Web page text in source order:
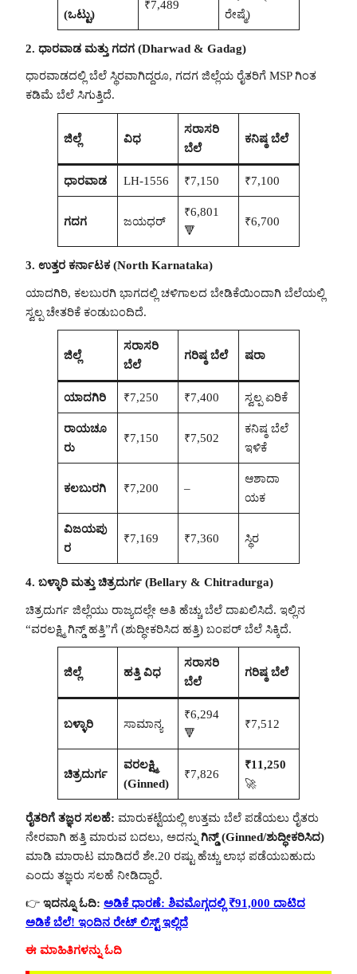
(ಒಟ್ಟು)
₹7,489
ರೇಷ್ಮೆ)
2. ಧಾರವಾಡ ಮತ್ತು ಗದಗ (Dharwad & Gadag)
ಧಾರವಾಡದಲ್ಲಿ ಬೆಲೆ ಸ್ಥಿರವಾಗಿದ್ದರೂ, ಗದಗ ಜಿಲ್ಲೆಯ ರೈತರಿಗೆ MSP ಗಿಂತ
ಕಡಿಮೆ ಬೆಲೆ ಸಿಗುತ್ತಿದೆ.
ಜಿಲ್ಲೆ ವಿಧ
ಸರಾಸರಿ
ಬೆಲೆ
ಕನಿಷ್ಠ ಬೆಲೆ
ಧಾರವಾಡ LH-1556 ₹7,150 ₹7,100
ಗದಗ ಜಯಧರ್
₹6,801
🔻
₹6,700
3. ಉತ್ತರ ಕರ್ನಾಟಕ (North Karnataka)
ಯಾದಗಿರಿ, ಕಲಬುರಗಿ ಭಾಗದಲ್ಲಿ ಚಳಿಗಾಲದ ಬೇಡಿಕೆಯಿಂದಾಗಿ ಬೆಲೆಯಲ್ಲಿ
ಸ್ವಲ್ಪ ಚೇತರಿಕೆ ಕಂಡುಬಂದಿದೆ.
ಜಿಲ್ಲೆ
ಸರಾಸರಿ
ಬೆಲೆ
ಗರಿಷ್ಠ ಬೆಲೆ ಷರಾ
ಯಾದಗಿರಿ ₹7,250 ₹7,400 ಸ್ವಲ್ಪ ಏರಿಕೆ
ರಾಯಚೂ
ರು
₹7,150 ₹7,502
ಕನಿಷ್ಠ ಬೆಲೆ
ಇಳಿಕೆ
ಕಲಬುರಗಿ ₹7,200 –
ಆಶಾದಾ
ಯಕ
ವಿಜಯಪು
ರ
₹7,169 ₹7,360 ಸ್ಥಿರ
4. ಬಳ್ಳಾರಿ ಮತ್ತು ಚಿತ್ರದುರ್ಗ (Bellary & Chitradurga)
ಚಿತ್ರದುರ್ಗ ಜಿಲ್ಲೆಯು ರಾಜ್ಯದಲ್ಲೇ ಅತಿ ಹೆಚ್ಚು ಬೆಲೆ ದಾಖಲಿಸಿದೆ. ಇಲ್ಲಿನ
“ವರಲಕ್ಷ್ಮಿ ಗಿನ್ಡ್ ಹತ್ತಿ”ಗೆ (ಶುದ್ಧೀಕರಿಸಿದ ಹತ್ತಿ) ಬಂಪರ್ ಬೆಲೆ ಸಿಕ್ಕಿದೆ.
ಜಿಲ್ಲೆ ಹತ್ತಿ ವಿಧ
ಸರಾಸರಿ
ಬೆಲೆ
ಗರಿಷ್ಠ ಬೆಲೆ
ಬಳ್ಳಾರಿ ಸಾಮಾನ್ಯ
₹6,294
🔻
₹7,512
ಚಿತ್ರದುರ್ಗ
ವರಲಕ್ಷ್ಮಿ
(Ginned)
₹7,826
₹11,250
🚀
ರೈತರಿಗೆ ತಜ್ಞರ ಸಲಹೆ: ಮಾರುಕಟ್ಟೆಯಲ್ಲಿ ಉತ್ತಮ ಬೆಲೆ ಪಡೆಯಲು ರೈತರು
ನೇರವಾಗಿ ಹತ್ತಿ ಮಾರುವ ಬದಲು, ಅದನ್ನು ಗಿನ್ಡ್ (Ginned/ಶುದ್ಧೀಕರಿಸಿದ)
ಮಾಡಿ ಮಾರಾಟ ಮಾಡಿದರೆ ಶೇ.20 ರಷ್ಟು ಹೆಚ್ಚು ಲಾಭ ಪಡೆಯಬಹುದು
ಎಂದು ತಜ್ಞರು ಸಲಹೆ ನೀಡಿದ್ದಾರೆ.
👉 ಇದನ್ನೂ ಓದಿ: ಅಡಿಕೆ ಧಾರಣೆ: ಶಿವಮೊಗ್ಗದಲ್ಲಿ ₹91,000 ದಾಟಿದ
ಅಡಿಕೆ ಬೆಲೆ! ಇಂದಿನ ರೇಟ್ ಲಿಸ್ಟ್ ಇಲ್ಲಿದೆ
ಈ ಮಾಹಿತಿಗಳನ್ನು ಓದಿ